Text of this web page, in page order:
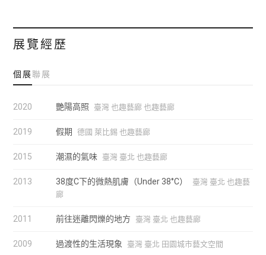
展覽經歷
個展聯展
2020 艷陽高照 臺灣 也趣藝廊 也趣藝廊
2019 假期 德國 萊比錫 也趣藝廊
2015 潮濕的氣味 臺灣 臺北 也趣藝廊
2013 38度C下的微熱肌膚（Under 38°C）
臺灣 臺北 也趣藝
廊
2011 前往迷離閃爍的地方 臺灣 臺北 也趣藝廊
2009 過渡性的生活現象 臺灣 臺北 田園城市藝文空間